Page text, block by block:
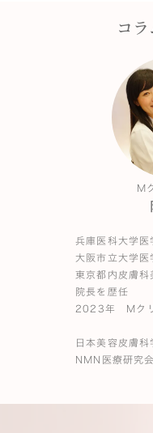
コ
M
兵庫医科大学医
大阪市立大学
東京都内皮膚
院長を歴任
2023年 Mク
日本美容皮膚
NMN医療研究